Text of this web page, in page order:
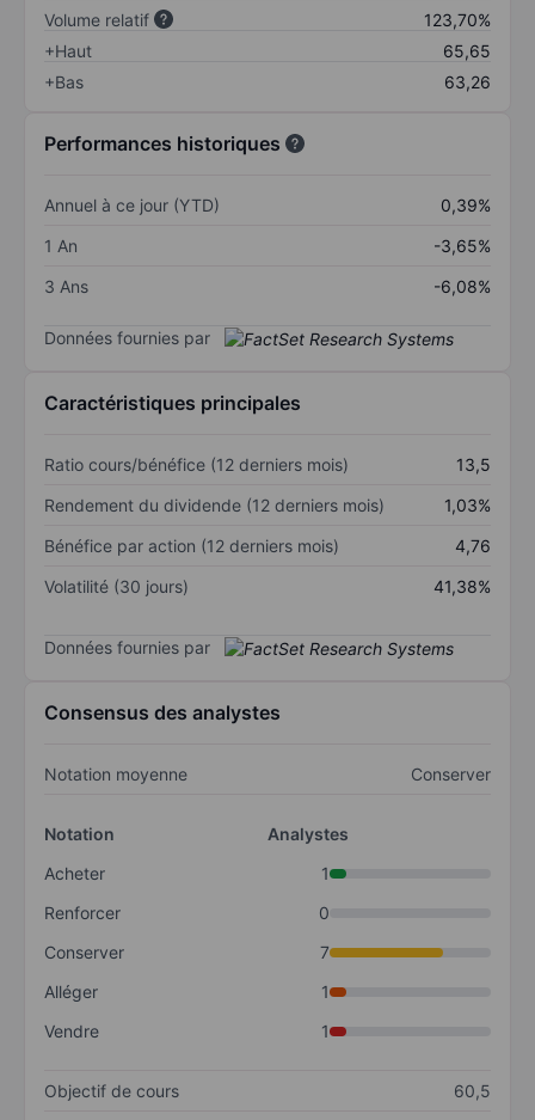
Volume relatif
123,70%
+Haut
65,65
+Bas
63,26
Performances historiques
Annuel à ce jour (YTD)
0,39%
1 An
-3,65%
3 Ans
-6,08%
Données fournies par
Caractéristiques principales
Ratio cours/bénéfice (12 derniers mois)
13,5
Rendement du dividende (12 derniers mois)
1,03%
Bénéfice par action (12 derniers mois)
4,76
Volatilité (30 jours)
41,38%
Données fournies par
Consensus des analystes
Notation moyenne Conserver
Notation
Analystes
Acheter
1
Renforcer
0
Conserver
7
Alléger
1
Vendre
1
Objectif de cours
60,5